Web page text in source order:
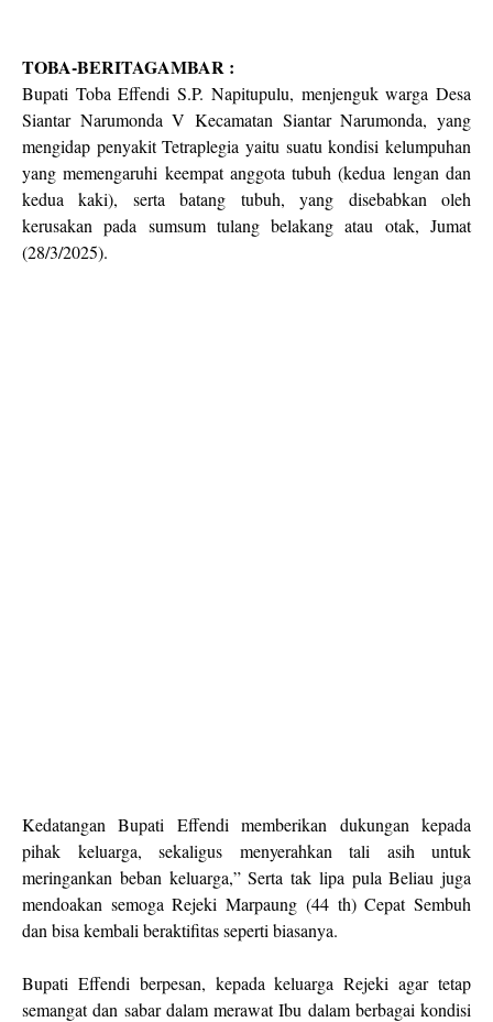
TOBA-BERITAGAMBAR :
Bupati Toba Effendi S.P. Napitupulu, menjenguk warga Desa
Siantar Narumonda V Kecamatan Siantar Narumonda, yang
mengidap penyakit Tetraplegia yaitu suatu kondisi kelumpuhan
yang memengaruhi keempat anggota tubuh (kedua lengan dan
kedua kaki), serta batang tubuh, yang disebabkan oleh
kerusakan pada sumsum tulang belakang atau otak, Jumat
(28/3/2025).
Kedatangan Bupati Effendi memberikan dukungan kepada
pihak keluarga, sekaligus menyerahkan tali asih untuk
meringankan beban keluarga,” Serta tak lipa pula Beliau juga
mendoakan semoga Rejeki Marpaung (44 th) Cepat Sembuh
dan bisa kembali beraktifitas seperti biasanya.
Bupati Effendi berpesan, kepada keluarga Rejeki agar tetap
semangat dan sabar dalam merawat Ibu dalam berbagai kondisi